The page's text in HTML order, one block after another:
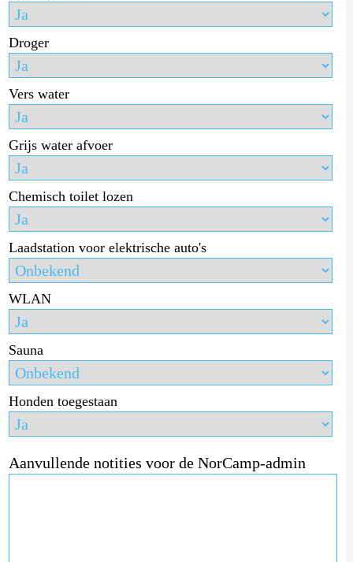
Droger
Vers water
Grijs water afvoer
Chemisch toilet lozen
Laadstation voor elektrische auto's
WLAN
Sauna
Honden toegestaan
Aanvullende notities voor de NorCamp-admin